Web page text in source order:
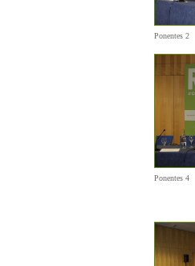
Ponentes 2
Ponentes 4